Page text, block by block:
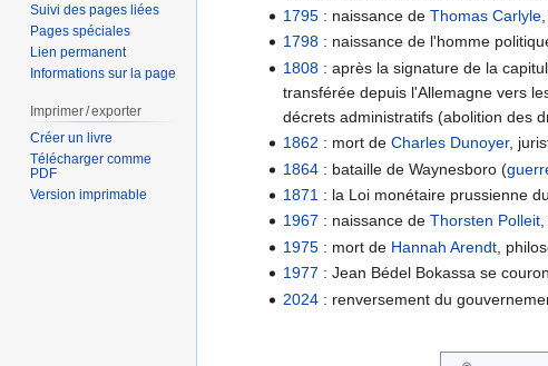
1795 : naissance deThomas Carlyle
1798 : naissance de l'homme
1808 : après la signature de la
transférée depuis l'Allemagne vers
décrets administratifs (abolition des
1862 : mort deCharles Dunoyer,
1864 : bataille de Waynesboro (
1871 : la Loi monétaire prussienne
1967 : naissance deThorsten Polleit
1975 : mort de Hannah Arendt ,
1977 : Jean Bédel Bokassa se
2024 : renversement du
Suivi des pages liées
Pages spéciales
Lien permanent
Informations sur la page
Imprimer / exporter
Créer un livre
Télécharger comme
PDF
Version imprimable